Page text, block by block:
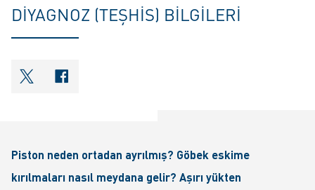
DIYAGNOZ (TEŞHIS) BILGILERI
shareOntwitter
shareOnfacebook
Piston neden ortadan ayrılmış? Göbek eskime
kırılmaları nasıl meydana gelir? Aşırı yükten